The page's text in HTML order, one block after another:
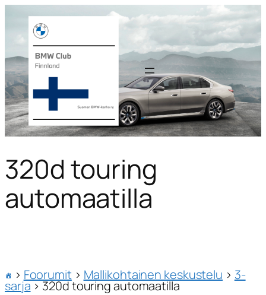
320d touring
automaatilla
› Foorumit › Mallikohtainen keskustelu › 3-
sarja›320d touring automaatilla